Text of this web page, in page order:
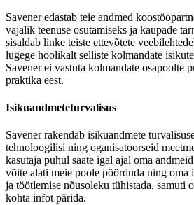
Savener edastab teie andmed
vajalik teenuse osutamiseks ja kaupade
sisaldab linke teiste ettevõtete
lugege hoolikalt selliste kolmandate
Savener ei vastuta kolmandate osapoolte
praktika eest.
Isikuandmeteturvalisus
Savener rakendab isikuandmete
tehnoloogilisi ning oganisatoorseid
kasutaja puhul saate igal ajal oma
võite alati meie poole pöörduda ning oma
ja töötlemise nõusoleku tühistada, samuti
kohta infot pärida.